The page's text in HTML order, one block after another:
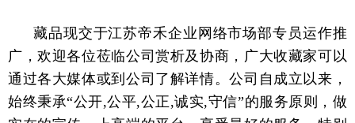
藏品现交于江苏帝禾企业网络市场部专员运作推
广，欢迎各位莅临公司赏析及协商，广大收藏家可以
通过各大媒体或到公司了解详情。公司自成立以来，
始终秉承“公开,公平,公正,诚实,守信”的服务原则，做